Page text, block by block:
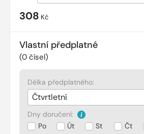
308 Kč
Vlastní předplatné
(0 čísel)
Délka předplatného:
Dny doručení:
Po
Út St Čt